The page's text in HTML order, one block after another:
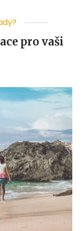
pro vaši